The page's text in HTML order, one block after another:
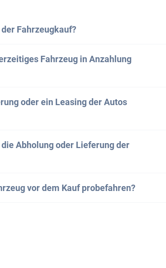
Fahrzeugkauf?
einleiten. Kontaktiere uns
Fahrzeug in Anzahlung
oder ein Leasing der Autos
gerne und wir erstellen dir ein
Abholung oder Lieferung der
Alternativ liefern wir es gerne an
vor dem Kauf probefahren?